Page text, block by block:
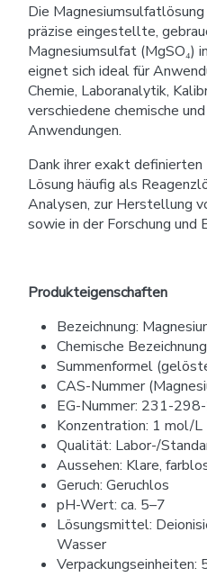
Die
präzise eingestellte,
Magnesiumsulfat (MgSO₄)
eignet sich ideal für
Chemie, Laboranalytik,
verschiedene chemische
Anwendungen.
Dank ihrer exakt
Lösung häufig als
Analysen, zur Herstellung
sowie in der Forschung
Produkteigenschaften
Bezeichnung:
Chemische
Summenformel
CAS-Nummer
EG-Nummer: 231-
Konzentration: 1 mol/L
Qualität: Labor-/
Aussehen: Klare,
Geruch: Geruchlos
pH-Wert: ca. 5–7
Lösungsmittel:
Wasser
Verpackungseinheiten: